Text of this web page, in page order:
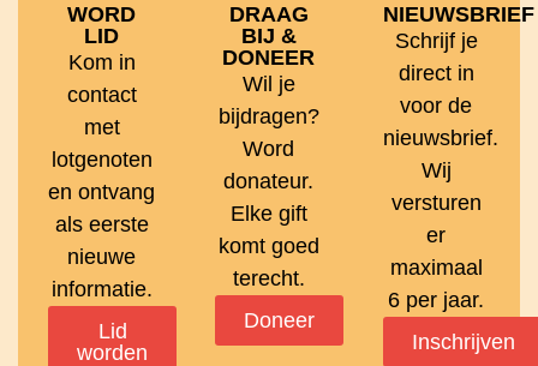
WORD
LID
Kom in
contact
met
lotgenoten
en ontvang
als eerste
nieuwe
informatie.
Lid
worden
DRAAG
BIJ &
DONEER
Wil je
bijdragen?
Word
donateur.
Elke gift
komt goed
terecht.
Doneer
NIEUWSBRIEF
Schrijf je
direct in
voor de
nieuwsbrief.
Wij
versturen
er
maximaal
6 per jaar.
Inschrijven